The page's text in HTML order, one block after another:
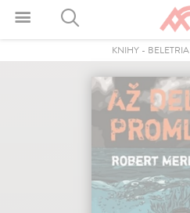
KNIHY- BELETRIA